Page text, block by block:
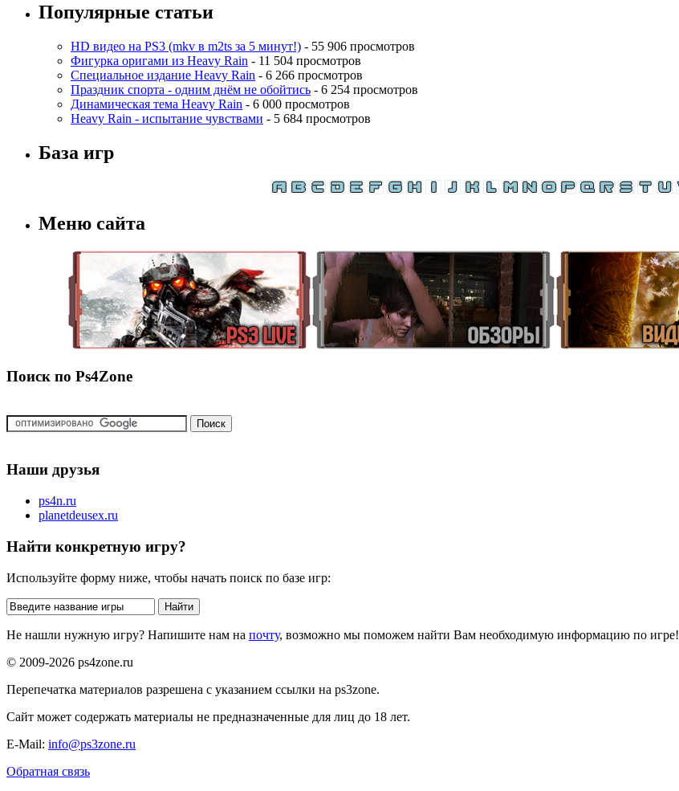
Популярные статьи
HD видео на PS3 (mkv в m2ts за 5 минут!) - 55 906 просмотров
Фигурка оригами из Heavy Rain - 11 504 просмотров
Специальное издание Heavy Rain - 6 266 просмотров
Праздник спорта - одним днём не обойтись - 6 254 просмотров
Динамическая тема Heavy Rain - 6 000 просмотров
Heavy Rain - испытание чувствами - 5 684 просмотров
База игр
Меню сайта
Поиск по Ps4Zone
Наши друзья
ps4n.ru
planetdeusex.ru
Найти конкретную игру?
Используйте форму ниже, чтобы начать поиск по базе игр:
Не нашли нужную игру? Напишите нам на почту, возможно мы поможем найти Вам необходимую информацию по игре!
© 2009-2026 ps4zone.ru
Перепечатка материалов разрешена с указанием ссылки на ps3zone.
Сайт может содержать материалы не предназначенные для лиц до 18 лет.
E-Mail: info@ps3zone.ru
Обратная связь